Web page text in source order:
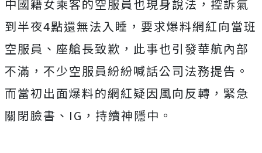
中國籍女乘客的空服員也現身說法，控訴氣
到半夜4點還無法入睡，要求爆料網紅向當班
空服員、座艙長致歉，此事也引發華航內部
不滿，不少空服員紛紛喊話公司法務提告。
而當初出面爆料的網紅疑因風向反轉， 緊急
關閉臉書、IG，持續神隱中。